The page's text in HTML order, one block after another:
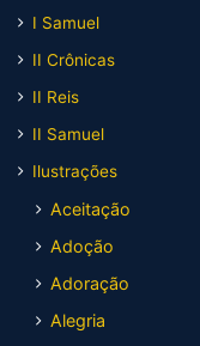
I Samuel
II Crônicas
II Reis
II Samuel
Ilustrações
Aceitação
Adoção
Adoração
Alegria